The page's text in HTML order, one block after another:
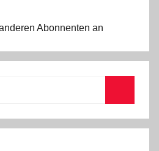
Abonnenten an